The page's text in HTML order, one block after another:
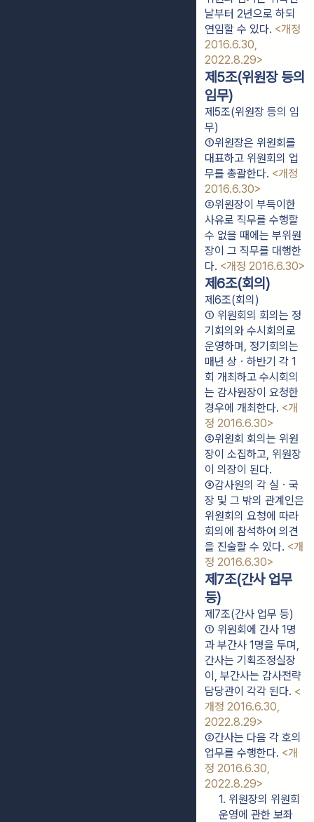
날부터 2년으로 하되
연임할 수 있다. <개정
2016.6.30,
2022.8.29>
제5조(위원장 등의
임무)
제5조(위원장 등의 임
무)
①위원장은 위원회를
대표하고 위원회의 업
무를 총괄한다. <개정
2016.6.30>
②위원장이 부득이한
사유로 직무를 수행할
수 없을 때에는 부위원
장이 그 직무를 대행한
다. <개정 2016.6.30>
제6조(회의)
제6조(회의)
① 위원회의 회의는 정
기회의와 수시회의로
운영하며, 정기회의는
매년 상ㆍ하반기 각 1
회 개최하고 수시회의
는 감사원장이 요청한
경우에 개최한다. <개
정 2016.6.30>
②위원회 회의는 위원
장이 소집하고, 위원장
이 의장이 된다.
③감사원의 각 실ㆍ국
장 및 그 밖의 관계인은
위원회의 요청에 따라
회의에 참석하여 의견
을 진술할 수 있다. <개
정 2016.6.30>
제7조(간사 업무
등)
제7조(간사 업무 등)
① 위원회에 간사 1명
과 부간사 1명을 두며,
간사는 기획조정실장
이, 부간사는 감사전략
담당관이 각각 된다. <
개정 2016.6.30,
2022.8.29>
②간사는 다음 각 호의
업무를 수행한다. <개
정 2016.6.30,
2022.8.29>
1. 위원장의 위원회
운영에 관한 보좌